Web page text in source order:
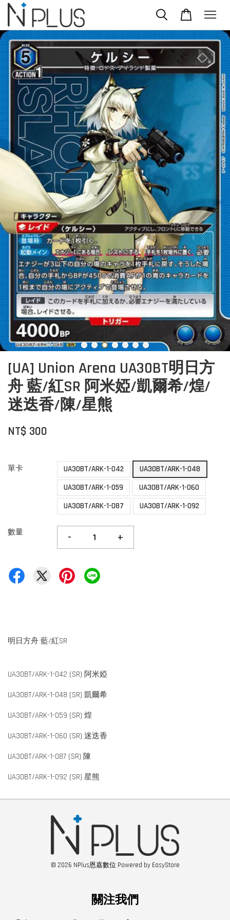
[UA] Union Arena UA30BT明日方
舟 藍/紅SR 阿米婭/凱爾希/煌/
迷迭香/陳/星熊
NT$ 300
單卡 UA30BT/ARK-1-042
UA30BT/ARK-1-048
UA30BT/ARK-1-059
UA30BT/ARK-1-060
UA30BT/ARK-1-087
UA30BT/ARK-1-092
數量 - +
明日方舟 藍/紅SR
UA30BT/ARK-1-042 (SR) 阿米婭
UA30BT/ARK-1-048 (SR) 凱爾希
UA30BT/ARK-1-059 (SR) 煌
UA30BT/ARK-1-060 (SR) 迷迭香
UA30BT/ARK-1-087 (SR) 陳
UA30BT/ARK-1-092 (SR) 星熊
© 2026 NPlus恩嘉數位 Powered by EasyStore
關注我們